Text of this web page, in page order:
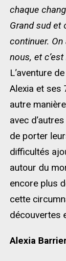
chaque
Grand sud et
continuer.
nous, et
L’aventure
Alexia et ses
autre
avec
de porter
difficultés
autour du
encore plus
cette
découvertes
Alexia